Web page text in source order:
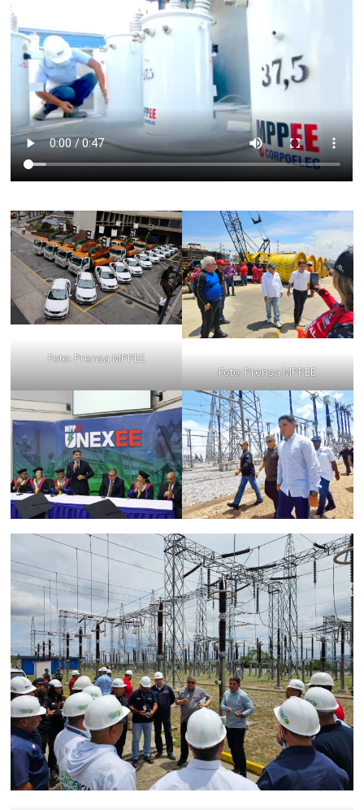
Foto: Prensa MPPEE
Foto: Prensa MPPEE